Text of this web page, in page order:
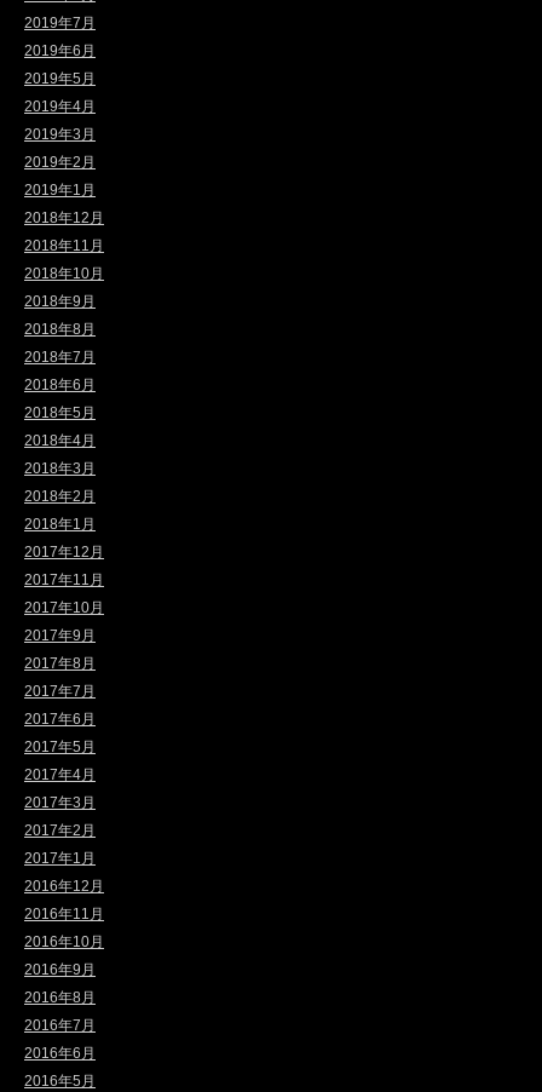
2019年7月
2019年6月
2019年5月
2019年4月
2019年3月
2019年2月
2019年1月
2018年12月
2018年11月
2018年10月
2018年9月
2018年8月
2018年7月
2018年6月
2018年5月
2018年4月
2018年3月
2018年2月
2018年1月
2017年12月
2017年11月
2017年10月
2017年9月
2017年8月
2017年7月
2017年6月
2017年5月
2017年4月
2017年3月
2017年2月
2017年1月
2016年12月
2016年11月
2016年10月
2016年9月
2016年8月
2016年7月
2016年6月
2016年5月